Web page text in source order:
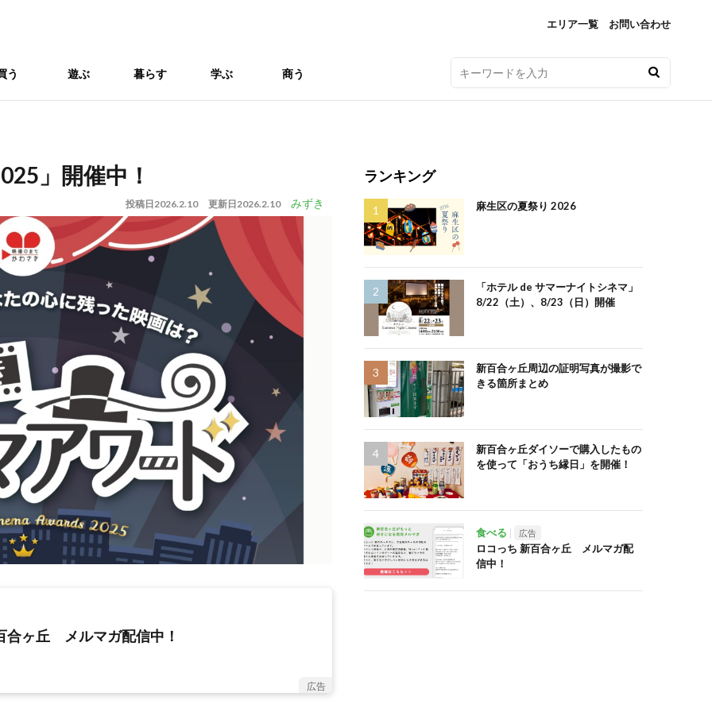
エリア一覧 お問い合わせ
う 遊ぶ 暮らす 学ぶ 商う
」開催中！
投稿日2026.2.10 更新日2026.2.10 みずき
合ヶ丘 メルマガ配信中！
広告
ランキング
麻生区の夏祭り 2026
「ホテル de サマーナイトシネマ」
8/22（土）、8/23（日）開催
新百合ヶ丘周辺の証明写真が撮影で
きる箇所まとめ
新百合ヶ丘ダイソーで購入したもの
を使って「おうち縁日」を開催！
食べる 広告
ロコっち 新百合ヶ丘 メルマガ配
信中！